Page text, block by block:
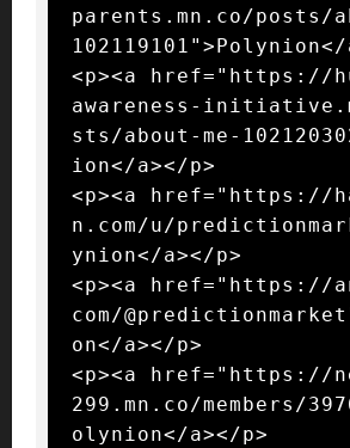
parents.mn.co/posts/
102119101">Polynion</
<p><a href="https://
awareness-
sts/about-me-
ion</a></p>
<p><a href="https://
n.com/u/
ynion</a></p>
<p><a href="https://
com/
on</a></p>
<p><a href="https://
299.mn.co/members/
olynion</a></p>